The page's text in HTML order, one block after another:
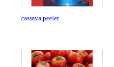
cassava peeler